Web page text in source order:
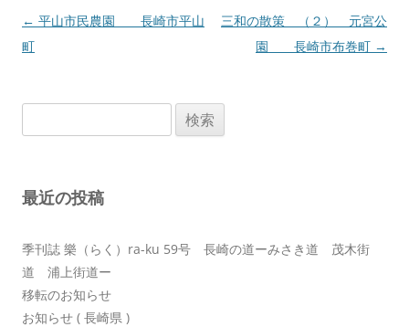
投
稿
ョ
← 平山市民農園 長崎市平山
町
三和の散策 （２） 元宮公
園 長崎市布巻町 →
索:
最近の投稿
季刊誌 樂（らく）ra-ku 59号 長崎の道ーみさき道 茂木街
道 浦上街道ー
移転のお知らせ
お知らせ ( 長崎県 )